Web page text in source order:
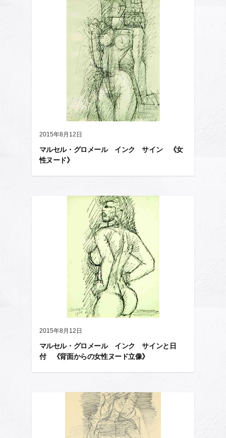
2015年8月12日
マルセル・グロメール インク サイン 《女
性ヌード》
2015年8月12日
マルセル・グロメール インク サインと日
付 《背面からの女性ヌード立像》